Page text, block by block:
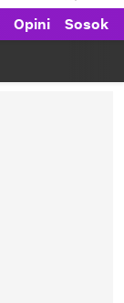
Opini Sosok